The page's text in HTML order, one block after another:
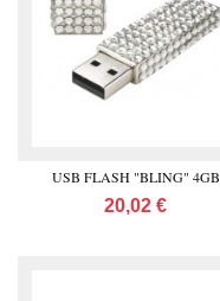
USB FLASH "BLING" 4GB
20,02 €